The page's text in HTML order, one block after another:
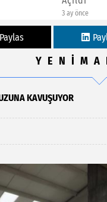
3 ay önce
Paylas
KAVUŞUYOR